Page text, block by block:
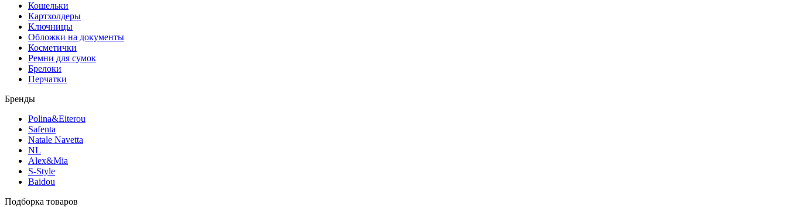
Кошельки
Картхолдеры
Ключницы
Обложки на документы
Косметички
Ремни для сумок
Брелоки
Перчатки
Бренды
Polina&Eiterou
Safenta
Natale Navetta
NL
Alex&Mia
S-Style
Baidou
Подборка товаров